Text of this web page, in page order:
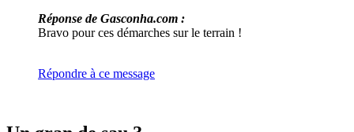
Réponse de Gasconha.com :
Bravo pour ces démarches sur le terrain !
Répondre à ce message